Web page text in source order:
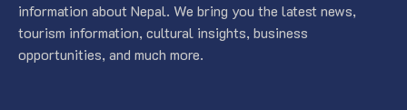
information about Nepal. We bring you the latest news,
tourism information, cultural insights, business
opportunities, and much more.